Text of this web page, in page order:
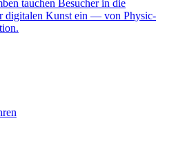
tauchen Besucher in die
digitalen Kunst ein — von Physic-